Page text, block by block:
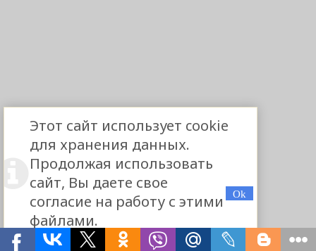
Этот сайт использует cookie
для хранения данных.
Продолжая использовать
сайт, Вы даете свое
согласие на работу с этими
файлами.